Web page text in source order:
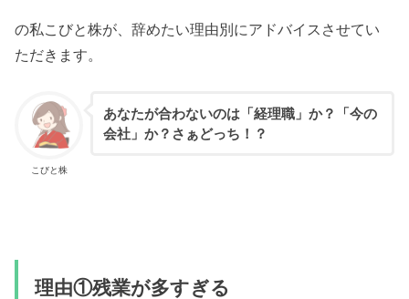
の私こびと株が、辞めたい理由別にアドバイスさせてい
ただきます。
こびと株
あなたが合わないのは「経理職」か？「今の
会社」か？さぁどっち！？
理由①残業が多すぎる